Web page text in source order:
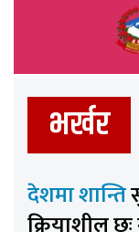
भर्खर
देशमा शान्ति